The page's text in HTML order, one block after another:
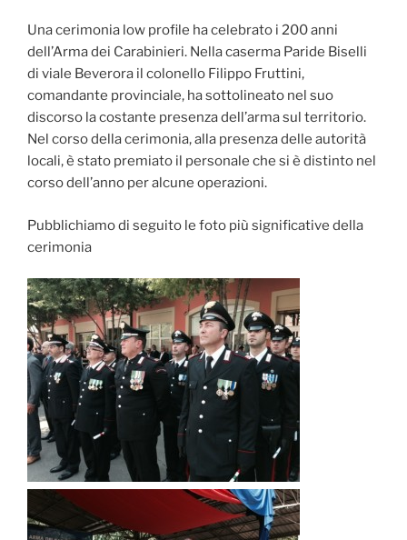
Una cerimonia low profile ha celebrato i 200 anni
dell’Arma dei Carabinieri. Nella caserma Paride Biselli
di viale Beverora il colonello Filippo Fruttini,
comandante provinciale, ha sottolineato nel suo
discorso la costante presenza dell’arma sul territorio.
Nel corso della cerimonia, alla presenza delle autorità
locali, è stato premiato il personale che si è distinto nel
corso dell’anno per alcune operazioni.
Pubblichiamo di seguito le foto più significative della
cerimonia